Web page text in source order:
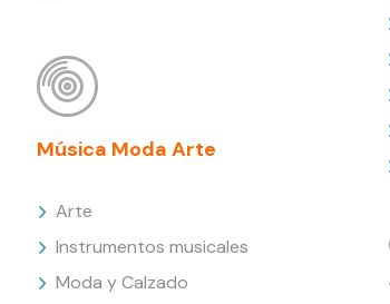
Música Moda Arte
Arte
Instrumentos musicales
Moda y Calzado